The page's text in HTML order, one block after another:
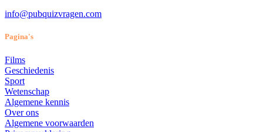
info@pubquizvragen.com
Pagina's
Films
Geschiedenis
Sport
Wetenschap
Algemene kennis
Over ons
Algemene voorwaarden